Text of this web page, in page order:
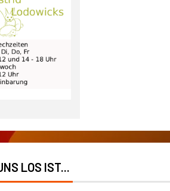
LOS IST...